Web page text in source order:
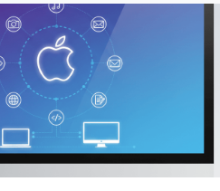
рисков безопасности и
расходов в
необходимые для
стартапа.